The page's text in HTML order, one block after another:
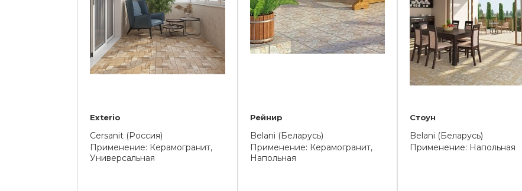
Exterio
Cersanit (Россия)
Применение: Керамогранит,
Универсальная
Рейнир
Belani (Беларусь)
Применение: Керамогранит,
Напольная
Стоун
Belani (Беларусь)
Применение: Напольная